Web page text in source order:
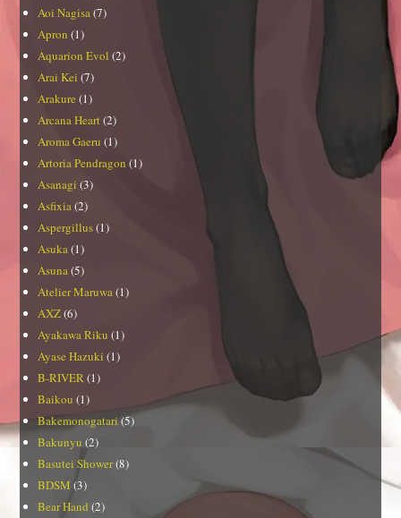
Aoi Nagisa(7)
Apron (1)
Aquarion Evol (2)
Arai Kei (7)
Arakure (1)
Arcana Heart (2)
Aroma Gaeru (1)
Artoria Pendragon (1)
Asanagi (3)
Asfixia(2)
Aspergillus(1)
Asuka(1)
Asuna(5)
Atelier Maruwa(1)
AXZ(6)
Ayakawa Riku (1)
Ayase Hazuki (1)
B-RIVER(1)
Baikou (1)
Bakemonogatari(5)
Bakunyu (2)
Basutei Shower(8)
BDSM (3)
Bear Hand (2)